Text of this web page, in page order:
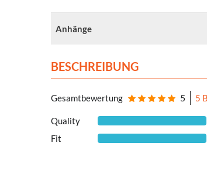
Anhänge
BESCHREIBUNG
Gesamtbewertung 5 5
Quality
Fit